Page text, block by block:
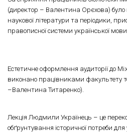
(директор – Валентина Орєхова) було
наукової літератури та періодики,
правописної системи української мови.
Естетичне оформлення аудиторії до
виконано працівниками факультету
–Валентина Титаренко).
Лекція Людмили Українець – це
обґрунтування історичної потреби